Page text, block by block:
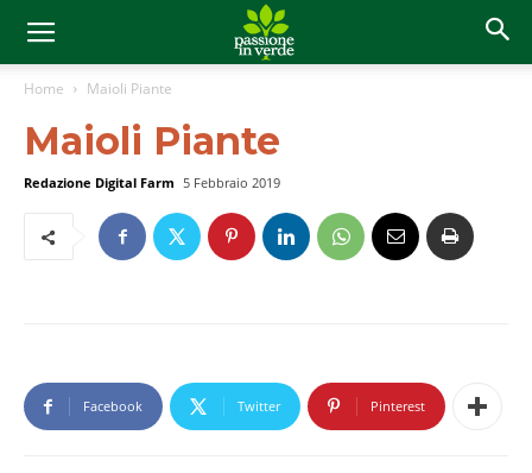
Home Maioli Piante
Maioli Piante
Redazione Digital Farm 5 Febbraio 2019
Facebook Twitter Pinterest